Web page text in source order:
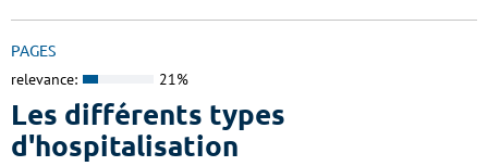
PAGES
relevance: 21%
Les différents types
d'hospitalisation